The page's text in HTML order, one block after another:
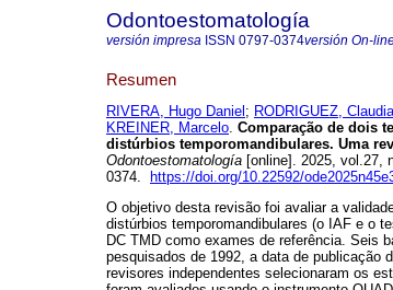
Odontoestomatología
versión impresa ISSN 0797-0374versión On-
Resumen
RIVERA, Hugo Daniel ; RODRIGUEZ,
KREINER, Marcelo. Comparação de dois
distúrbios temporomandibulares. Uma
Odontoestomatología [online]. 2025, vol.27,
0374.
https://doi.org/10.22592/
O objetivo desta revisão foi avaliar a
distúrbios temporomandibulares (o IAF e o
DC TMD como exames de referência. Seis
pesquisados de 1992, a data de publicação
revisores independentes selecionaram os